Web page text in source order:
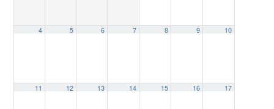
4 5 6 7 8 9 10
11 12 13 14 15 16 17